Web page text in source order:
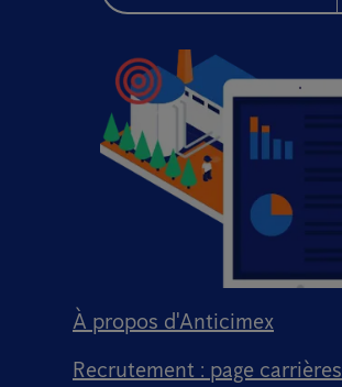
À propos d'Anticimex
Recrutement : page carrières